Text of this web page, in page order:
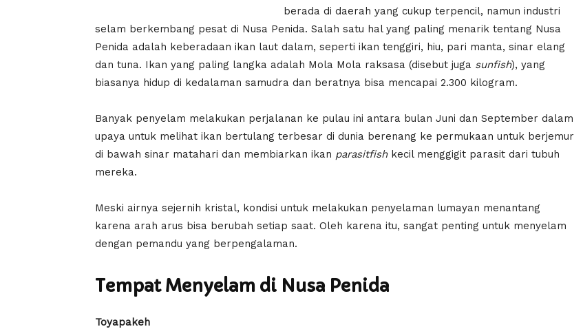
berada di daerah yang cukup terpencil, namun industri
selam berkembang pesat di Nusa Penida. Salah satu hal yang paling menarik tentang Nusa
Penida adalah keberadaan ikan laut dalam, seperti ikan tenggiri, hiu, pari manta, sinar elang
dan tuna. Ikan yang paling langka adalah Mola Mola raksasa (disebut juga sunfish), yang
biasanya hidup di kedalaman samudra dan beratnya bisa mencapai 2.300 kilogram.
Banyak penyelam melakukan perjalanan ke pulau ini antara bulan Juni dan September dalam
upaya untuk melihat ikan bertulang terbesar di dunia berenang ke permukaan untuk berjemur
di bawah sinar matahari dan membiarkan ikan parasitfishkecil menggigit parasit dari tubuh
mereka.
Meski airnya sejernih kristal, kondisi untuk melakukan penyelaman lumayan menantang
karena arah arus bisa berubah setiap saat. Oleh karena itu, sangat penting untuk menyelam
dengan pemandu yang berpengalaman.
Tempat Menyelam di Nusa Penida
Toyapakeh